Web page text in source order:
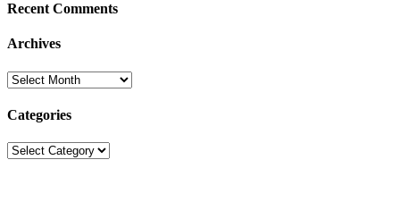
Recent Comments
Archives
Archives
Categories
Categories